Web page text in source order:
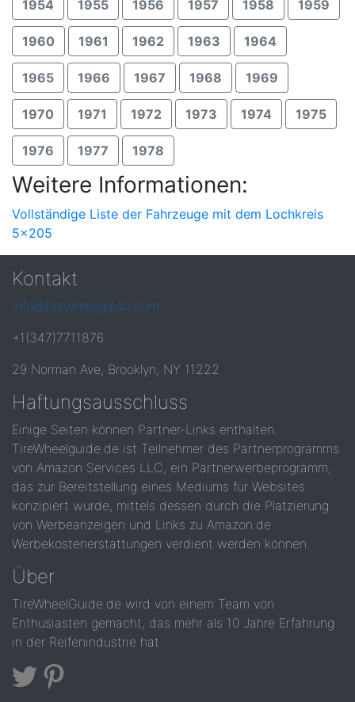
1954 1955 1956 1957 1958 1959
1960 1961 1962 1963 1964
1965 1966 1967 1968 1969
1970 1971 1972 1973 1974 1975
1976 1977 1978
Weitere Informationen:
Vollständige Liste der Fahrzeuge mit dem Lochkreis
5x205
Kontakt
info@tirewheelguide.com
+1(347)7711876
29 Norman Ave, Brooklyn, NY 11222
Haftungsausschluss
Einige Seiten können Partner-Links enthalten.
TireWheelguide.de ist Teilnehmer des Partnerprogramms
von Amazon Services LLC, ein Partnerwerbeprogramm,
das zur Bereitstellung eines Mediums für Websites
konzipiert wurde, mittels dessen durch die Platzierung
von Werbeanzeigen und Links zu Amazon.de
Werbekostenerstattungen verdient werden können.
Über
TireWheelGuide.de wird von einem Team von
Enthusiasten gemacht, das mehr als 10 Jahre Erfahrung
in der Reifenindustrie hat